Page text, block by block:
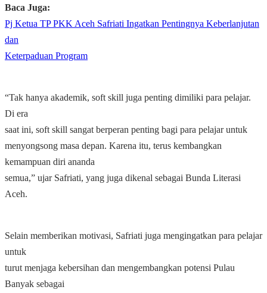
Baca Juga:
Pj Ketua TP PKK Aceh Safriati Ingatkan Pentingnya Keberlanjutan
dan
Keterpaduan Program
“Tak hanya akademik, soft skill juga penting dimiliki para pelajar.
Di era
saat ini, soft skill sangat berperan penting bagi para pelajar untuk
menyongsong masa depan. Karena itu, terus kembangkan
kemampuan diri ananda
semua,” ujar Safriati, yang juga dikenal sebagai Bunda Literasi
Aceh.
Selain memberikan motivasi, Safriati juga mengingatkan para pelajar
untuk
turut menjaga kebersihan dan mengembangkan potensi Pulau
Banyak sebagai